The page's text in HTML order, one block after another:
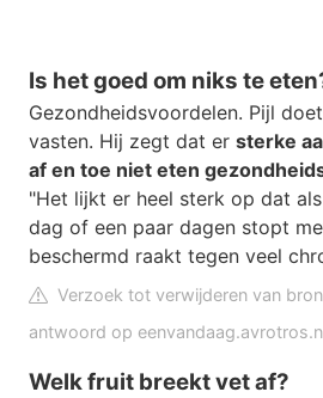
Is het goed om niks te
Gezondheidsvoordelen. Pijl
vasten. Hij zegt dat er sterke
af en toe niet eten
"Het lijkt er heel sterk op dat
dag of een paar dagen stopt
beschermd raakt tegen veel
Verzoek tot verwijderen van bron
antwoord op
Welk fruit breekt vet af?